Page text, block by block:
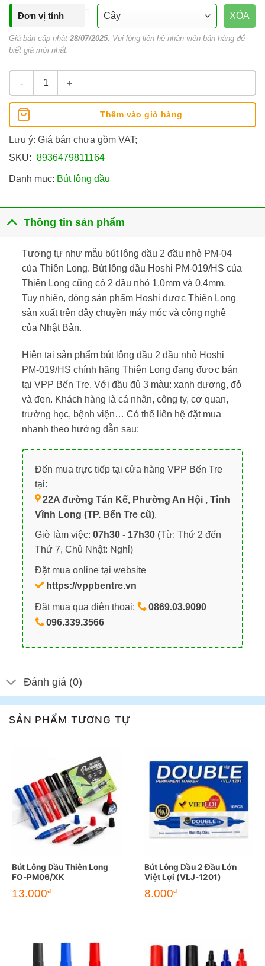
Đơn vị tính XÓA
Giá bán cập nhật 28/07/2025. Vui lòng liên hệ nhân viên bán hàng để
biết giá mới nhất.
Bút Lông Dầu Hoshi PM-019/HS Thiên Long số lượng
Thêm vào giỏ hàng
Lưu ý: Giá bán chưa gồm VAT;
SKU: 8936479811164
Danh mục: Bút lông dầu
Thông tin sản phẩm
Tương tự như mẫu bút lông dầu 2 đầu nhỏ PM-04
của Thiên Long. Bút lông dầu Hoshi PM-019/HS của
Thiên Long cũng có 2 đầu nhỏ 1.0mm và 0.4mm.
Tuy nhiên, dòng sản phẩm Hoshi được Thiên Long
sản xuất trên dây chuyền máy móc và công nghệ
của Nhật Bản.
Hiện tại sản phẩm bút lông dầu 2 đầu nhỏ Hoshi
PM-019/HS chính hãng Thiên Long đang được bán
tại VPP Bến Tre. Với đầu đủ 3 màu: xanh dương, đỏ
và đen. Khách hàng là cá nhân, công ty, cơ quan,
trường học, bệnh viện… Có thể liên hệ đặt mua
nhanh theo hướng dẫn sau:
Đến mua trực tiếp tại cửa hàng VPP Bến Tre
tại:
22A đường Tán Kế, Phường An Hội , Tỉnh
Vĩnh Long (TP. Bến Tre cũ).
Giờ làm việc: 07h30 - 17h30(Từ: Thứ 2 đến
Thứ 7, Chủ Nhật: Nghỉ)
Đặt mua online tại website
https://vppbentre.vn
Đặt mua qua điện thoại:
0869.03.9090
096.339.3566
Đánh giá (0)
SẢN PHẨM TƯƠNG TỰ
Bút Lông Dầu Thiên Long
FO-PM06/XK
13.000đ
Bút Lông Dầu 2 Đầu Lớn
Việt Lợi (VLJ-1201)
8.000đ